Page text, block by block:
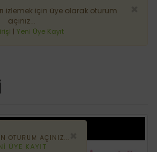
izlemek için üye olarak oturum
açınız...
| Yeni Üye Kayıt
OTURUM AÇINIZ...
ÜYE KAYIT